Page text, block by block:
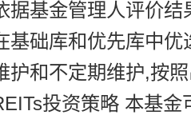
据基金管理人评价
基础库和优先库中
护和不定期维护,按
投资策略 本基